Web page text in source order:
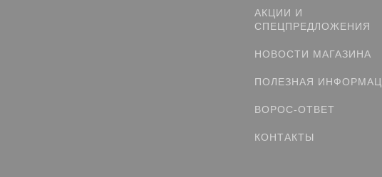
АКЦИИ И
СПЕЦПРЕДЛОЖЕНИЯ
НОВОСТИ МАГАЗИНА
ПОЛЕЗНАЯ
ВОРОС-ОТВЕТ
КОНТАКТЫ